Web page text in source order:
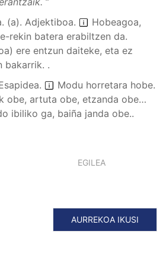
. (a). Adjektiboa.
Hobeagoa,
rekin batera erabiltzen da.
ere entzun daiteke, eta ez
bakarrik. .
.
Modu horretara hobe.
obe, artuta obe, etzanda obe…
ibiliko ga, baiña janda obe..
EGILEA
AURREKOA IKUSI